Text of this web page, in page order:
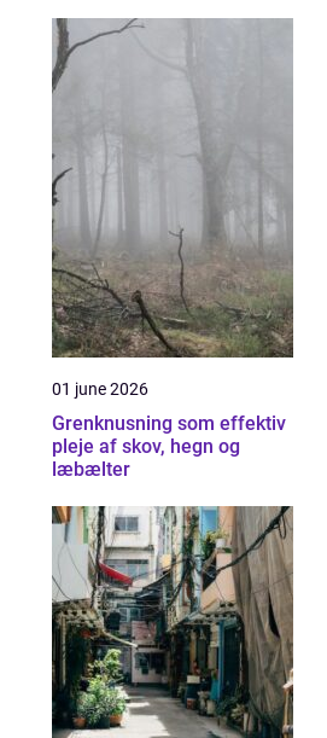
01 june 2026
Grenknusning som effektiv
pleje af skov, hegn og
læbælter